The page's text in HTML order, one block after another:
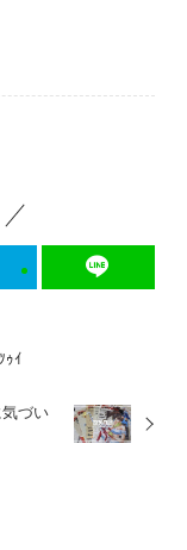
ｩｲ
づい